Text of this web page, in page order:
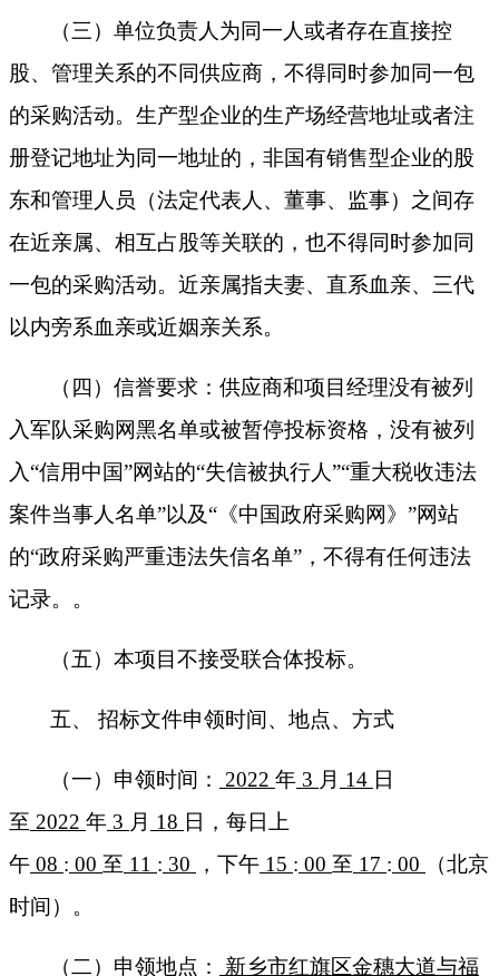
（三 ）单位负责人为同一人或者存在直接控
股、管理关系的不同供应商，不得同时参加同一包
的采购活动。生产型企业的生产场经营地址或者注
册登记地址为同一地址的， 非国有销售型企业的股
东和管理人员（法定代表人、董事、监事）之间存
在近亲属、相互占股等关联的，也不得同时参加同
一包的采购活动。近亲属指夫妻、直系血亲、三代
以内旁系血亲或近姻亲关系。
（ 四 ） 信誉要求：供应商和项目经理没有被列
入军队采购网黑名单或被暂停投标资格，没有被列
入 “信用中国”网站的“失信被执行人”“重大税收违法
案件当事人名单”以及“《中国政府采购网》”网站
的“政府采购严重违法失信名单” ， 不得有任何违法
记录。。
（五）本项目不接受联合体投标。
五、 招标文件申领时间、地点、方式
（一） 申领时间 ： 2022 年 3 月 14 日
至 2022 年 3 月 18 日 ，每日
上
午 08 : 00 至 11 : 30 ，下午 15 : 00 至 17 : 00
（北京
时间） 。
（二） 申领地点： 新乡市红旗区金穗大道与福